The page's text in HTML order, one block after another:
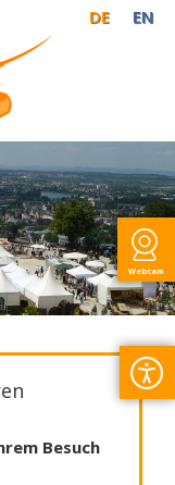
Webcam
DE EN
Besuch